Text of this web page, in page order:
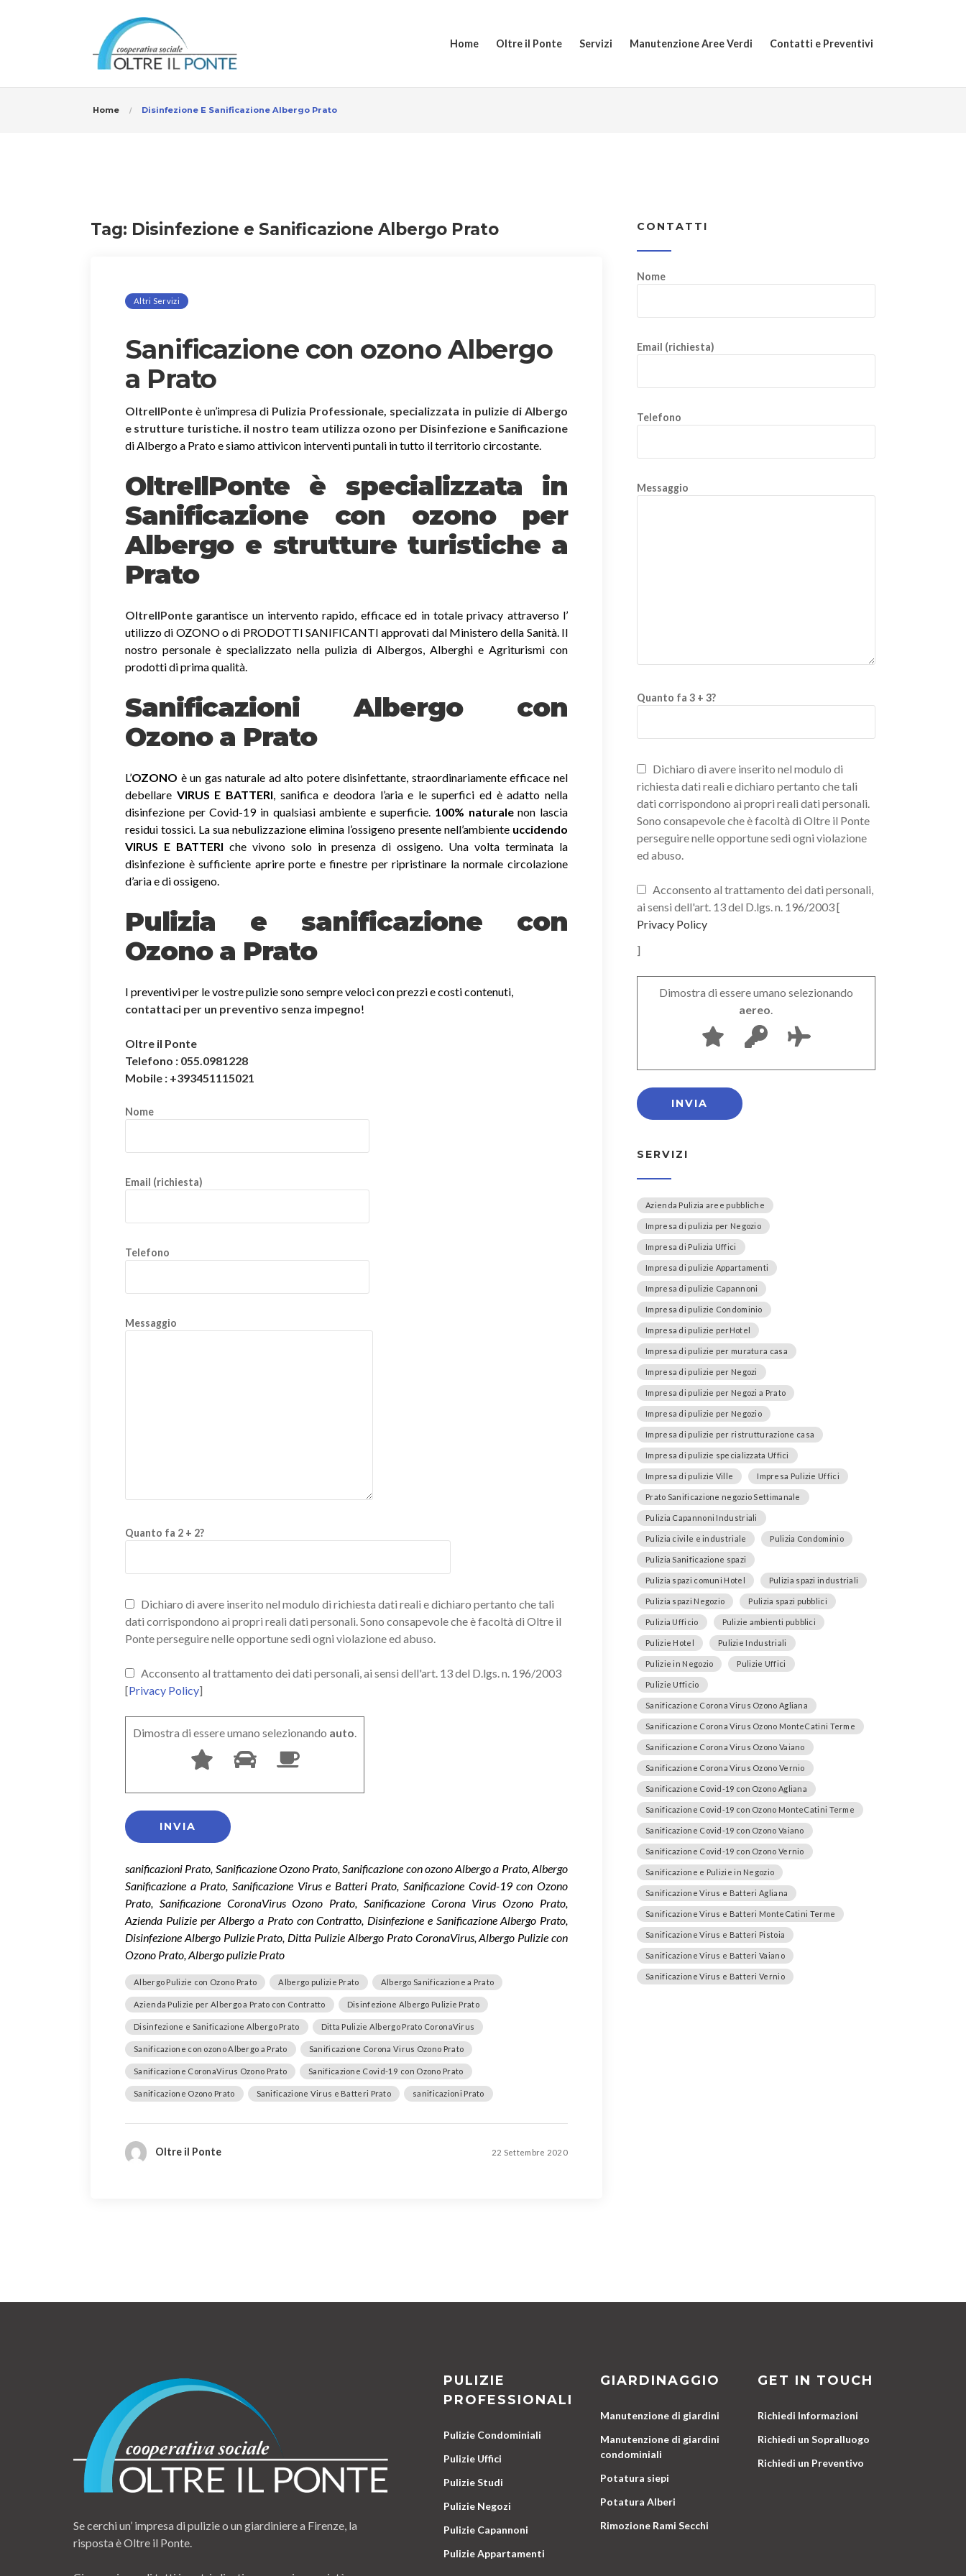
Home Oltre il Ponte Servizi Manutenzione Aree Verdi Contatti e Preventivi
Home Disinfezione E Sanificazione Albergo Prato
Tag: Disinfezione e Sanificazione Albergo Prato
Altri Servizi
Sanificazione con ozono Albergo
a Prato
OltreIlPonte è un’impresa di Pulizia Professionale, specializzata in pulizie di Albergo
e strutture turistiche. il nostro team utilizza ozono per Disinfezione e Sanificazione
di Albergo a Prato e siamo attivicon interventi puntali in tutto il territorio circostante.
OltreIlPonte è specializzata in
Sanificazione con ozono per
Albergo e strutture turistiche a
Prato
OltreIlPonte garantisce un intervento rapido, efficace ed in totale privacy attraverso l’
utilizzo di OZONO o di PRODOTTI SANIFICANTI approvati dal Ministero della Sanità. Il
nostro personale è specializzato nella pulizia di Albergos, Alberghi e Agriturismi con
prodotti di prima qualità.
Sanificazioni Albergo con
Ozono a Prato
L’OZONO è un gas naturale ad alto potere disinfettante, straordinariamente efficace nel
debellare VIRUS E BATTERI, sanifica e deodora l’aria e le superfici ed è adatto nella
disinfezione per Covid-19 in qualsiasi ambiente e superficie. 100% naturalenon lascia
residui tossici. La sua nebulizzazione elimina l’ossigeno presente nell’ambiente uccidendo
VIRUS E BATTERI che vivono solo in presenza di ossigeno. Una volta terminata la
disinfezione è sufficiente aprire porte e finestre per ripristinare la normale circolazione
d’aria e di ossigeno.
Pulizia e sanificazione con
Ozono a Prato
I preventivi per le vostre pulizie sono sempre veloci con prezzi e costi contenuti,
contattaci per un preventivo senza impegno!
Oltre il Ponte
Telefono : 055.0981228
Mobile : +393451115021
Nome
Email (richiesta)
Telefono
Messaggio
Quanto fa 2 + 2?
Dichiaro di avere inserito nel modulo di richiesta dati reali e dichiaro pertanto che tali
dati corrispondono ai propri reali dati personali. Sono consapevole che è facoltà di Oltre il
Ponte perseguire nelle opportune sedi ogni violazione ed abuso.
Acconsento al trattamento dei dati personali, ai sensi dell'art. 13 del D.lgs. n. 196/2003
[Privacy Policy]
Dimostra di essere umano selezionando auto.
sanificazioni Prato, Sanificazione Ozono Prato, Sanificazione con ozono Albergo a Prato, Albergo
Sanificazione a Prato, Sanificazione Virus e Batteri Prato, Sanificazione Covid-19 con Ozono
Prato, Sanificazione CoronaVirus Ozono Prato, Sanificazione Corona Virus Ozono Prato,
Azienda Pulizie per Albergo a Prato con Contratto, Disinfezione e Sanificazione Albergo Prato,
Disinfezione Albergo Pulizie Prato, Ditta Pulizie Albergo Prato CoronaVirus, Albergo Pulizie con
Ozono Prato, Albergo pulizie Prato
Albergo Pulizie con Ozono Prato Albergo pulizie Prato Albergo Sanificazione a Prato
Azienda Pulizie per Albergo a Prato con Contratto Disinfezione Albergo Pulizie Prato
Disinfezione e Sanificazione Albergo Prato Ditta Pulizie Albergo Prato CoronaVirus
Sanificazione con ozono Albergo a Prato Sanificazione Corona Virus Ozono Prato
Sanificazione CoronaVirus Ozono Prato Sanificazione Covid-19 con Ozono Prato
Sanificazione Ozono Prato Sanificazione Virus e Batteri Prato sanificazioni Prato
Oltre il Ponte 22 Settembre 2020
CONTATTI
Nome
Email (richiesta)
Telefono
Messaggio
Quanto fa 3 + 3?
Dichiaro di avere inserito nel modulo di
richiesta dati reali e dichiaro pertanto che tali
dati corrispondono ai propri reali dati personali.
Sono consapevole che è facoltà di Oltre il Ponte
perseguire nelle opportune sedi ogni violazione
ed abuso.
Acconsento al trattamento dei dati personali,
ai sensi dell'art. 13 del D.lgs. n. 196/2003 [
Privacy Policy
]
Dimostra di essere umano selezionando
aereo.
SERVIZI
Azienda Pulizia aree pubbliche
Impresa di pulizia per Negozio
Impresa di Pulizia Uffici
Impresa di pulizie Appartamenti
Impresa di pulizie Capannoni
Impresa di pulizie Condominio
Impresa di pulizie perHotel
Impresa di pulizie per muratura casa
Impresa di pulizie per Negozi
Impresa di pulizie per Negozi a Prato
Impresa di pulizie per Negozio
Impresa di pulizie per ristrutturazione casa
Impresa di pulizie specializzata Uffici
Impresa di pulizie Ville Impresa Pulizie Uffici
Prato Sanificazione negozio Settimanale
Pulizia Capannoni Industriali
Pulizia civile e industriale Pulizia Condominio
Pulizia Sanificazione spazi
Pulizia spazi comuni Hotel Pulizia spazi industriali
Pulizia spazi Negozio Pulizia spazi pubblici
Pulizia Ufficio Pulizie ambienti pubblici
Pulizie Hotel Pulizie Industriali
Pulizie in Negozio Pulizie Uffici
Pulizie Ufficio
Sanificazione Corona Virus Ozono Agliana
Sanificazione Corona Virus Ozono MonteCatini Terme
Sanificazione Corona Virus Ozono Vaiano
Sanificazione Corona Virus Ozono Vernio
Sanificazione Covid-19 con Ozono Agliana
Sanificazione Covid-19 con Ozono MonteCatini Terme
Sanificazione Covid-19 con Ozono Vaiano
Sanificazione Covid-19 con Ozono Vernio
Sanificazione e Pulizie in Negozio
Sanificazione Virus e Batteri Agliana
Sanificazione Virus e Batteri MonteCatini Terme
Sanificazione Virus e Batteri Pistoia
Sanificazione Virus e Batteri Vaiano
Sanificazione Virus e Batteri Vernio
Se cerchi un’ impresa di pulizie o un giardiniere a Firenze, la
risposta è Oltre il Ponte.
PULIZIE
PROFESSIONALI
Pulizie Condominiali
Pulizie Uffici
Pulizie Studi
Pulizie Negozi
Pulizie Capannoni
Pulizie Appartamenti
GIARDINAGGIO
Manutenzione di giardini
Manutenzione di giardini
condominiali
Potatura siepi
Potatura Alberi
Rimozione Rami Secchi
GET IN TOUCH
Richiedi Informazioni
Richiedi un Sopralluogo
Richiedi un Preventivo